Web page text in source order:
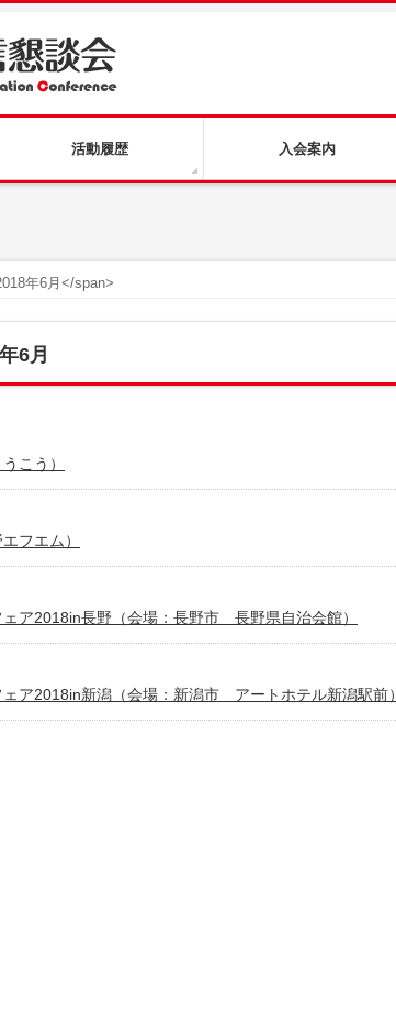
活動履歴 入会案内
年6月</span>
6月
こう）
フエム）
ア2018in長野（会場：長野市 長野県自治会館）
ア2018in新潟（会場：新潟市 アートホテル新潟駅前）